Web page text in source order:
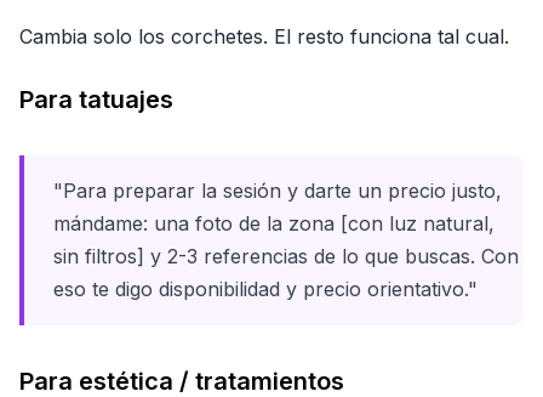
Cambia solo los corchetes. El resto funciona tal cual.
Para tatuajes
"Para preparar la sesión y darte un precio justo,
mándame: una foto de la zona [con luz natural,
sin filtros] y 2-3 referencias de lo que buscas. Con
eso te digo disponibilidad y precio orientativo."
Para estética / tratamientos